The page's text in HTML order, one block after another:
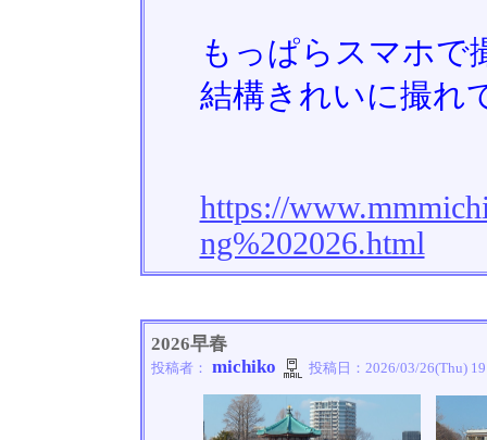
もっぱらスマホ
結構きれいに撮れ
https://
ng%202026.html
2026早春
投稿者： michiko 投稿日： 2026/03/26(Thu)